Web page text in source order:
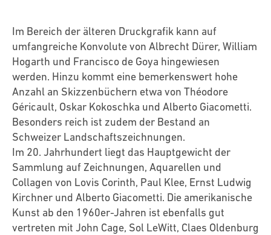
Im Bereich der älteren Druckgrafik kann auf
umfangreiche Konvolute von Albrecht Dürer, William
Hogarth und Francisco de Goya hingewiesen
werden. Hinzu kommt eine bemerkenswert hohe
Anzahl an Skizzenbüchern etwa von Théodore
Géricault, Oskar Kokoschka und Alberto Giacometti.
Besonders reich ist zudem der Bestand an
Schweizer Landschaftszeichnungen.
Im 20. Jahrhundert liegt das Hauptgewicht der
Sammlung auf Zeichnungen, Aquarellen und
Collagen von Lovis Corinth, Paul Klee, Ernst Ludwig
Kirchner und Alberto Giacometti. Die amerikanische
Kunst ab den 1960er-Jahren ist ebenfalls gut
vertreten mit John Cage, Sol LeWitt, Claes Oldenburg